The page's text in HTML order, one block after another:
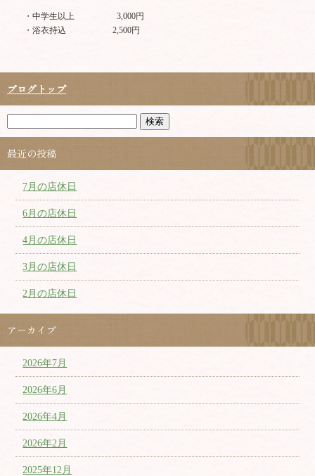
・中学生以上 3,000円
・浴衣持込 2,500円
ブログトップ
最近の投稿
7月の店休日
6月の店休日
4月の店休日
3月の店休日
2月の店休日
アーカイブ
2026年7月
2026年6月
2026年4月
2026年2月
2025年12月